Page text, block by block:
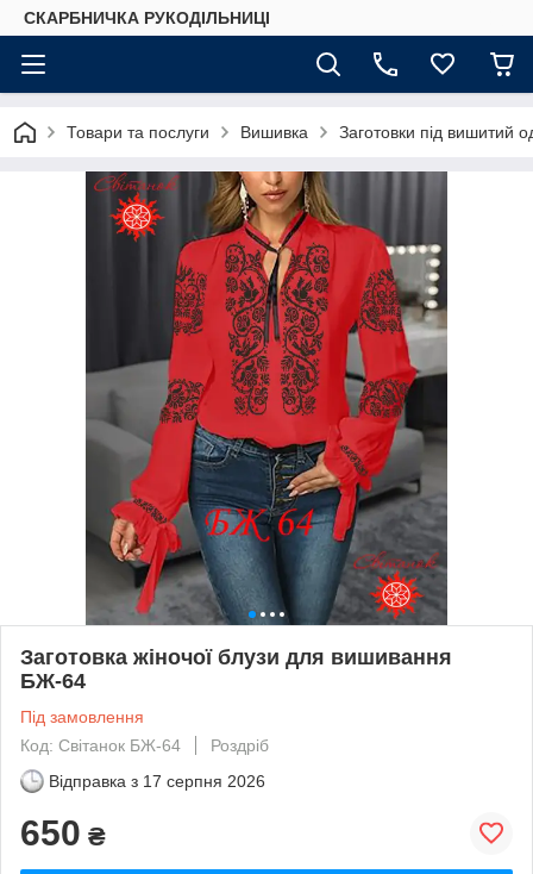
СКАРБНИЧКА РУКОДІЛЬНИЦІ
Товари та послуги Вишивка Заготовки під вишитий
Заготовка жіночої блузи для вишивання
БЖ-64
Під замовлення
Код: Світанок БЖ-64
Роздріб
Відправка з 17 серпня 2026
650 ₴